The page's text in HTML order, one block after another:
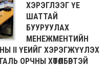
ХЭРЭГЛЭЭГ ҮЕ
ШАТТАЙ
БУУРУУЛАХ
МЕНЕЖМЕНТИЙН
II ҮЕИЙГ ХЭРЭГЖҮҮЛЭХ
ОРЧНЫ ХӨТӨЛБӨРТЭЙ